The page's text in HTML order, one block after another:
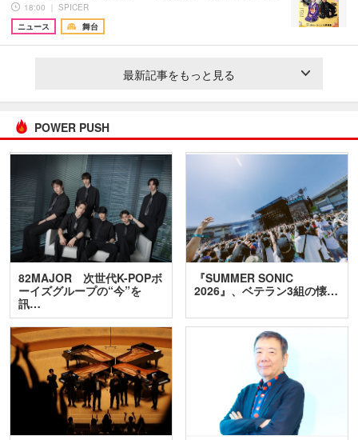
18:00 ｜ SPICER
ニュース
舞台
最新記事をもっと見る
POWER PUSH
82MAJOR 次世代K-POPボ
ーイズグループの“今”を
訊…
『SUMMER SONIC
2026』、ベテラン3組の懐…